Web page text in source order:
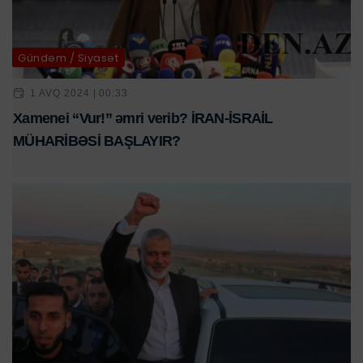
Gündəm / Siyasət
1 AVQ 2024 | 00:33
Xamenei “Vur!” əmri verib? İRAN-İSRAİL
MÜHARİBƏSİ BAŞLAYIR?